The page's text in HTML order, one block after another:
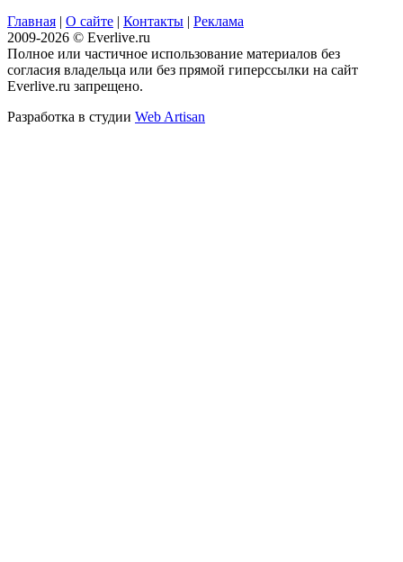
Главная | О сайте | Контакты | Реклама
2009-2026 © Everlive.ru
Полное или частичное использование материалов без
согласия владельца или без прямой гиперссылки на сайт
Everlive.ru запрещено.
Разработка в студии Web Artisan